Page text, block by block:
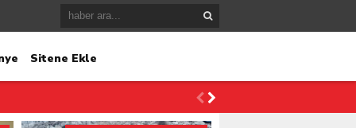
Sitene Ekle